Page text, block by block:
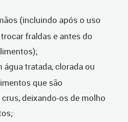
(incluindo após o uso
fraldas e antes do
água tratada, clorada ou
que são
deixando-os de molho